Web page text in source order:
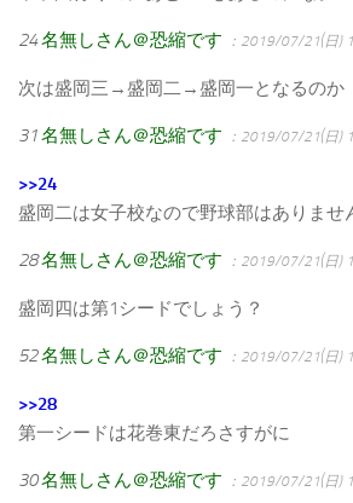
24名無しさん＠恐縮です ：2019/07/21(日)
次は盛岡三→盛岡二→盛岡一となるのか
31名無しさん＠恐縮です ：2019/07/21(日)
>>24
盛岡二は女子校なので野球部はありませ
28名無しさん＠恐縮です ：2019/07/21(日)
盛岡四は第1シードでしょう？
52名無しさん＠恐縮です ：2019/07/21(日)
>>28
第一シードは花巻東だろさすがに
30名無しさん＠恐縮です ：2019/07/21(日)